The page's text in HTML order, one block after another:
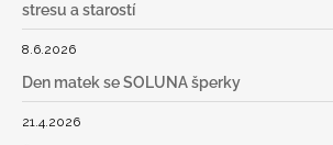
stresu a starostí
8.6.2026
Den matek se SOLUNA šperky
21.4.2026